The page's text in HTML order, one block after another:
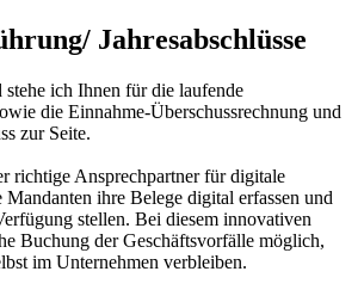
Jahresabschlüsse
ich Ihnen für die laufende
die Einnahme-Überschussrechnung und
zur Seite.
richtige Ansprechpartner für digitale
ihre Belege digital erfassen und
stellen. Bei diesem innovativen
Buchung der Geschäftsvorfälle möglich,
im Unternehmen verbleiben.